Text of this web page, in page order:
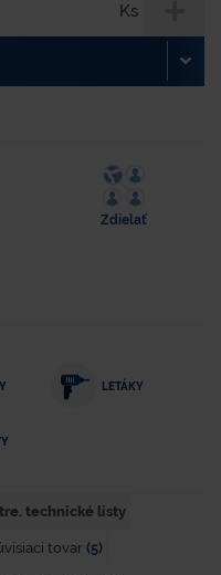
Ks
Zdielať
LETÁKY
technické listy
tovar (5)